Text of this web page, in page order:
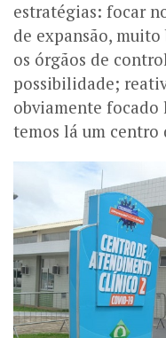
estratégias: focar
de expansão,
os órgãos de
possibilidade;
obviamente focado
temos lá um